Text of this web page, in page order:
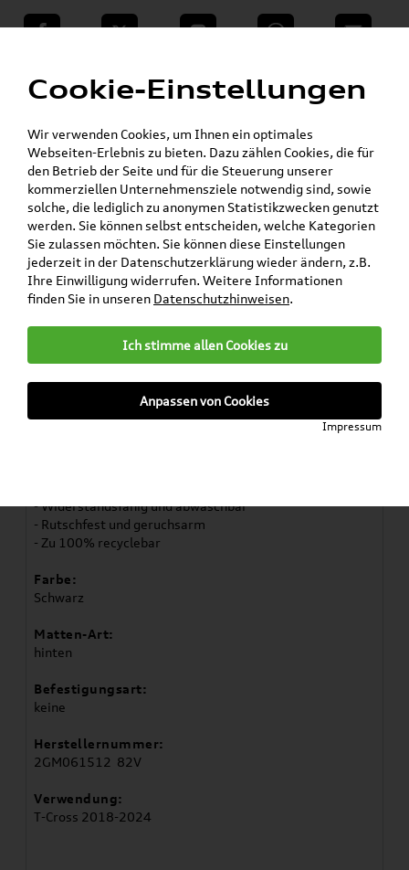
teilen Twitter Instagram WhatsApp E-Mail
Skoda Shop - Skoda Originalteile und Zubehör
» Volkswagen Produkte »
Komfort & Schutz » Gummifußmatten
T-Cross »
Original VW T-Cross Gummifußmatten Satz
Hinten 2GM061512 82V
Original VW T-Cross
Gummifußmatten Satz
Hinten 2GM061512 82V
Artikelbeschreibung
- Widerstandsfähig und abwaschbar
- Rutschfest und geruchsarm
- Zu 100% recyclebar
Farbe:
Schwarz
Matten-Art:
hinten
Befestigungsart:
keine
Herstellernummer:
2GM061512 82V
Verwendung:
T-Cross 2018-2024
Cookie-Einstellungen
Wir verwenden Cookies, um Ihnen ein optimales
Webseiten-Erlebnis zu bieten. Dazu zählen Cookies, die für
den Betrieb der Seite und für die Steuerung unserer
kommerziellen Unternehmensziele notwendig sind, sowie
solche, die lediglich zu anonymen Statistikzwecken genutzt
werden. Sie können selbst entscheiden, welche Kategorien
Sie zulassen möchten. Sie können diese Einstellungen
jederzeit in der Datenschutzerklärung wieder ändern, z.B.
Ihre Einwilligung widerrufen. Weitere Informationen
finden Sie in unseren Datenschutzhinweisen.
Ich stimme allen Cookies zu
Anpassen von Cookies
Impressum